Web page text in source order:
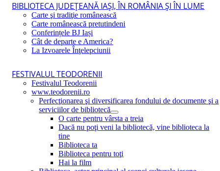
BIBLIOTECA JUDEŢEANĂ IAŞI, ÎN ROMÂNIA ŞI ÎN LUME
Carte şi tradiţie românească
Carte românească pretutindeni
Conferințele BJ Iași
Cât de departe e America?
La Izvoarele Înţelepciunii
FESTIVALUL TEODORENII
Festivalul Teodorenii
www.teodorenii.ro
Perfecţionarea şi diversificarea fondului de documente şi a
serviciilor de bibliotecă
O carte pentru vârsta a treia
Dacă nu poţi veni la bibliotecă, vine biblioteca la
tine
Biblioteca ta
Biblioteca pentru toţi
Hai la film